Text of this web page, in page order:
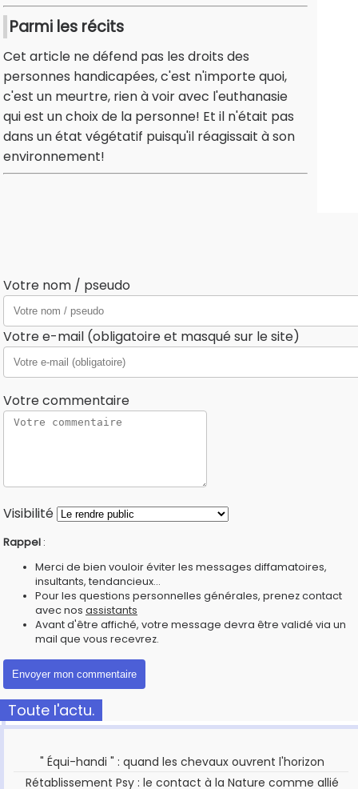
Parmi les récits
Cet article ne défend pas les droits des
personnes handicapées, c'est n'importe quoi,
c'est un meurtre, rien à voir avec l'euthanasie
qui est un choix de la personne! Et il n'était pas
dans un état végétatif puisqu'il réagissait à son
environnement!
Votre nom / pseudo
Votre e-mail (obligatoire et masqué sur le site)
Votre commentaire
Visibilité
Rappel :
Merci de bien vouloir éviter les messages diffamatoires,
insultants, tendancieux...
Pour les questions personnelles générales, prenez contact
avec nos assistants
Avant d'être affiché, votre message devra être validé via un
mail que vous recevrez.
Toute l'actu.
" Équi-handi " : quand les chevaux ouvrent l'horizon
Rétablissement Psy : le contact à la Nature comme allié